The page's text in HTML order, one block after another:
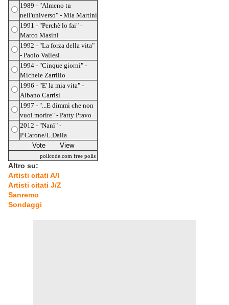
1989 - "Almeno tu
nell'universo" - Mia Martini
1991 - "Perchè lo fai" -
Marco Masini
1992 - "La forza della vita"
- Paolo Vallesi
1994 - "Cinque giorni" -
Michele Zarrillo
1996 - "E' la mia vita" -
Albano Carrisi
1997 - "...E dimmi che non
vuoi morire" - Patty Pravo
2012 - "Nanì" -
P.Carone/L.Dalla
pollcode.com free polls
Altro su:
Artisti citati A/I
Artisti citati J/Z
Sanremo
Sondaggi